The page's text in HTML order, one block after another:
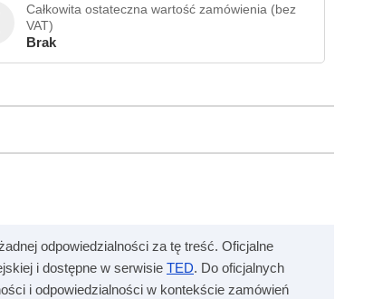
Całkowita ostateczna wartość zamówienia (bez
VAT)
Brak
odpowiedzialności za tę treść. Oficjalne
i dostępne w serwisie TED. Do oficjalnych
i odpowiedzialności w kontekście zamówień